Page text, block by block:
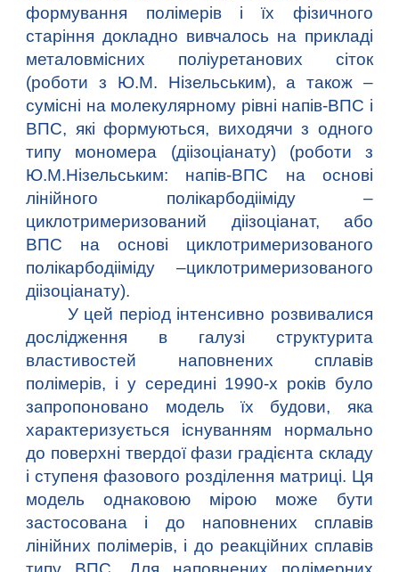
формування полімерів і їх фізичного
старіння докладно вивчалось на прикладі
металовмісних поліуретанових сіток
(роботи з Ю.М. Нізельським), а також –
сумісні на молекулярному рівні напів-ВПС і
ВПС, які формуються, виходячи з одного
типу мономера (діізоціанату) (роботи з
Ю.М.Нізельським: напів-ВПС на основі
лінійного полікарбодііміду –
циклотримеризований діізоціанат, або
ВПС на основі циклотримеризованого
полікарбодііміду –циклотримеризованого
діізоціанату).
У цей період інтенсивно розвивалися
дослідження в галузі структурита
властивостей наповнених сплавів
полімерів, і у середині 1990-х років було
запропоновано модель їх будови, яка
характеризується існуванням нормально
до поверхні твердої фази градієнта складу
і ступеня фазового розділення матриці. Ця
модель однаковою мірою може бути
застосована і до наповнених сплавів
лінійних полімерів, і до реакційних сплавів